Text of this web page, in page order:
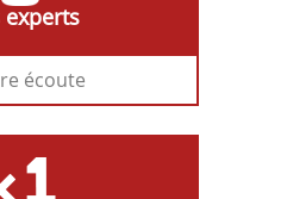
experts
écoute